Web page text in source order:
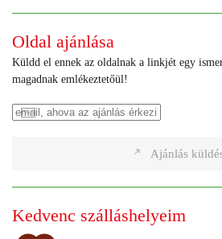
Oldal ajánlása
Küldd el ennek az oldalnak a linkjét egy
magadnak emlékeztetőül!
Ajánlás
Kedvenc szálláshelyeim